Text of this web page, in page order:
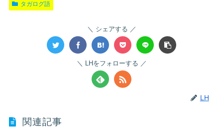
タガログ語
シェアする
LHをフォローする
LH
関連記事